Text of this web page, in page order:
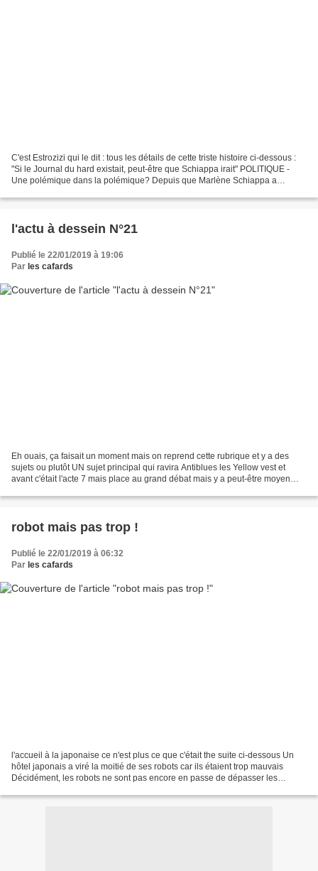
C'est Estrozizi qui le dit : tous les détails de cette triste histoire ci-dessous :
"Si le Journal du hard existait, peut-être que Schiappa irait" POLITIQUE -
Une polémique dans la polémique? Depuis que Marlène Schiappa a
l'actu à dessein N°21
Publié le 22/01/2019 à 19:06
Par les cafards
Eh ouais, ça faisait un moment mais on reprend cette rubrique et y a des
sujets ou plutôt UN sujet principal qui ravira Antiblues les Yellow vest et
avant c'était l'acte 7 mais place au grand débat mais y a peut-être moyen
robot mais pas trop !
Publié le 22/01/2019 à 06:32
Par les cafards
l'accueil à la japonaise ce n'est plus ce que c'était the suite ci-dessous Un
hôtel japonais a viré la moitié de ses robots car ils étaient trop mauvais
Décidément, les robots ne sont pas encore en passe de dépasser les